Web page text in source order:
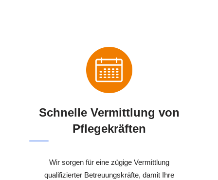
Schnelle Vermittlung von
Pflegekräften
Wir sorgen für eine zügige Vermittlung
qualifizierter Betreuungskräfte, damit Ihre